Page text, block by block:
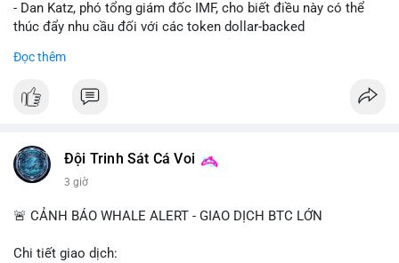
chính sách crypto Mỹ.
- Dan Katz, phó tổng giám đốc IMF, cho biết điều này có thể
thúc đẩy nhu cầu đối với các token dollar-backed
triển stablecoin nội địa
$btc $eth
📰 Nguồn: Cointelegraph
Đọc thêm
Đội Trinh Sát Cá Voi
3 giờ
🚨 CẢNH BÁO WHALE ALERT - GIAO DỊCH BTC LỚN
Chi tiết giao dịch: